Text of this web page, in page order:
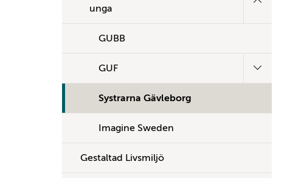
unga
GUBB
GUF
Systrarna Gävleborg
Imagine Sweden
Gestaltad Livsmiljö